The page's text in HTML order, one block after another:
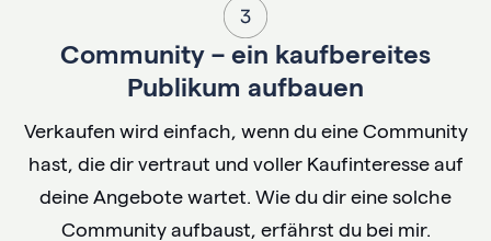
Community – ein kaufbereites
Publikum aufbauen
Verkaufen wird einfach, wenn du eine Community
hast, die dir vertraut und voller Kaufinteresse auf
deine Angebote wartet. Wie du dir eine solche
Community aufbaust, erfährst du bei mir.